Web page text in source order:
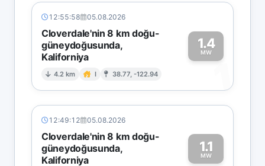
12:55:58 05.08.2026
Cloverdale'nin 8 km doğu-
güneydoğusunda,
Kaliforniya
4.2 km I 38.77, -122.94
1.4
MW
1
12:49:12 05.08.2026
Cloverdale'nin 8 km doğu-
güneydoğusunda,
Kaliforniya
1.1
MW